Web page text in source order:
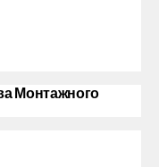
Монтажного